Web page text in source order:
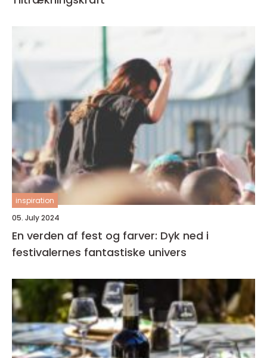
inspiration
05. July 2024
En verden af fest og farver: Dyk ned i
festivalernes fantastiske univers